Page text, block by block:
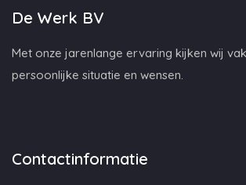
De Werk BV
Met onze jarenlange ervaring kijken wij
persoonlijke situatie en wensen.
Contactinformatie